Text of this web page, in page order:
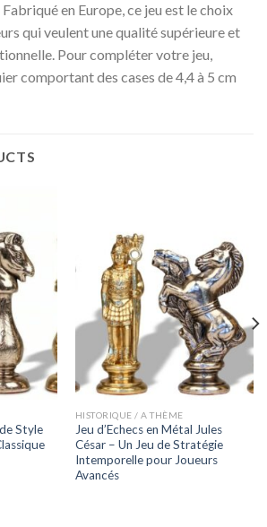
en Europe, ce jeu est le choix
qui veulent une qualité supérieure et
Pour compléter votre jeu,
comportant des cases de 4,4 à 5 cm
Style
HISTORIQUE / A THÈME
Jeu d’Echecs en Métal Jules
César – Un Jeu de Stratégie
Intemporelle pour Joueurs
Avancés